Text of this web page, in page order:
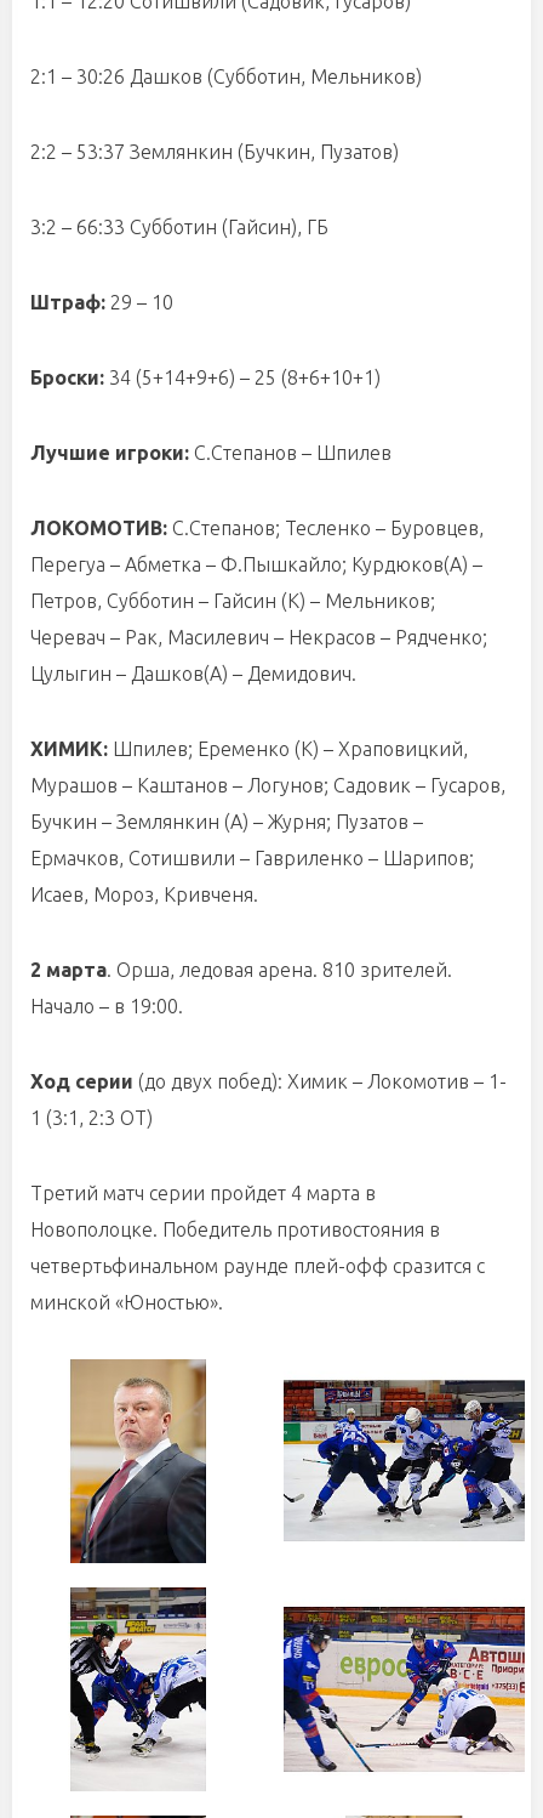
2:1 – 30:26 Дашков (Субботин, Мельников)
2:2 – 53:37 Землянкин (Бучкин, Пузатов)
3:2 – 66:33 Субботин (Гайсин), ГБ
Штраф: 29 – 10
Броски: 34 (5+1 4+9+6) – 25 (8+6+10+1)
Лучшие игроки: С.Степанов – Шпилев
ЛОКОМОТИВ: С.Степанов; Тесленко – Буровцев,
Перегуа – Абметка – Ф.Пышкайло; Курдюков(А) –
Петров, Субботин – Гайсин (К) – Мельников;
Черевач – Рак, Масилевич – Некрасов – Рядченко;
Цулыгин – Дашков(А) – Демидович.
ХИМИК: Шпилев; Еременко (К) – Храповицкий,
Мурашов – Каштанов – Логунов; Садовик – Гусаров,
Бучкин – Землянкин (А) – Журня; Пузатов –
Ермачков, Сотишвили – Гавриленко – Шарипов;
Исаев, Мороз, Кривченя.
2 марта. Орша, ледовая арена. 810 зрителей.
Начало – в 19:00.
Ход серии (до двух побед): Химик – Локомотив – 1-
1 (3:1, 2:3 ОТ)
Третий матч серии пройдет 4 марта в
Новополоцке. Победитель противостояния в
четвертьфинальном раунде плей-офф сразится с
минской «Юностью».